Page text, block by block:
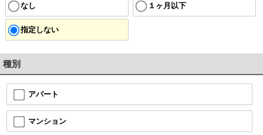
なし １ヶ月以下
指定しない
種別
アパート
マンション